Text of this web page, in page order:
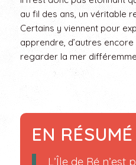
au fil des ans, un véritable
Certains y viennent pour
apprendre, d’autres
regarder la mer
EN RÉSUMÉ
L’Île de Ré